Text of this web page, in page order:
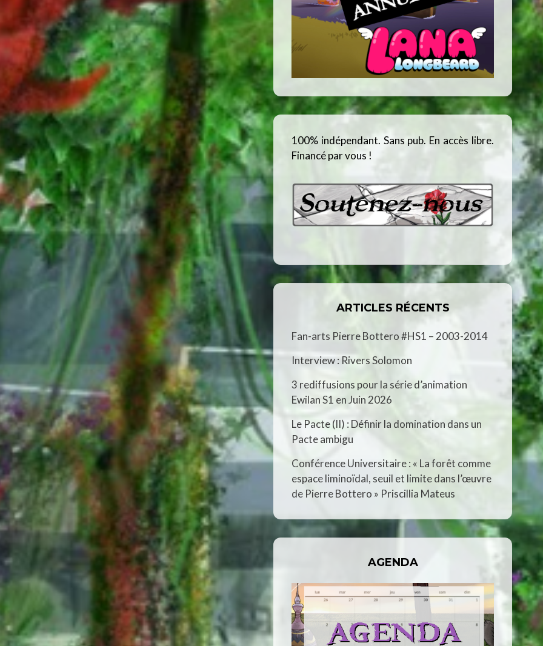
100% indépendant. Sans pub. En accès libre.
Financé par vous !
ARTICLES RÉCENTS
Fan-arts Pierre Bottero #HS1 – 2003-2014
Interview : Rivers Solomon
3 rediffusions pour la série d’animation
Ewilan S1 en Juin 2026
Le Pacte (II) : Définir la domination dans un
Pacte ambigu
Conférence Universitaire : « La forêt comme
espace liminoïdal, seuil et limite dans l’œuvre
de Pierre Bottero » Priscillia Mateus
AGENDA